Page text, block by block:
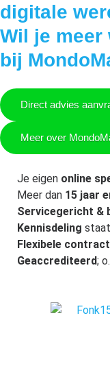
digitale
Wil je meer
bij
Direct advies
Meer over
Je eigen online
Meer dan 15 jaar
Servicegericht &
Kennisdeling
Flexibele
Geaccrediteerd;